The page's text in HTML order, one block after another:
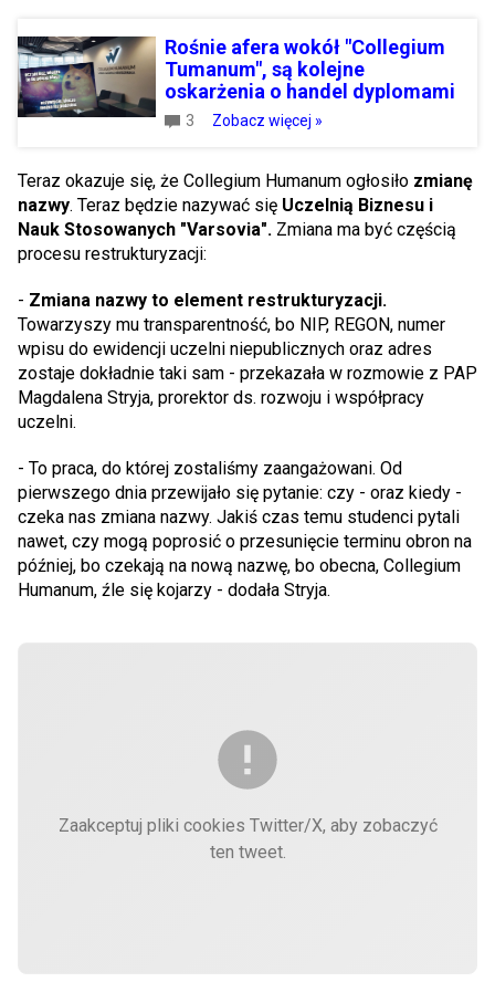
Rośnie afera wokół "Collegium
Tumanum", są kolejne
oskarżenia o handel dyplomami
3 Zobacz więcej »
Teraz okazuje się, że Collegium Humanum ogłosiło zmianę
nazwy. Teraz będzie nazywać się Uczelnią Biznesu i
Nauk Stosowanych "Varsovia". Zmiana ma być częścią
procesu restrukturyzacji:
- Zmiana nazwy to element restrukturyzacji.
Towarzyszy mu transparentność, bo NIP, REGON, numer
wpisu do ewidencji uczelni niepublicznych oraz adres
zostaje dokładnie taki sam - przekazała w rozmowie z PAP
Magdalena Stryja, prorektor ds. rozwoju i współpracy
uczelni.
- To praca, do której zostaliśmy zaangażowani. Od
pierwszego dnia przewijało się pytanie: czy - oraz kiedy -
czeka nas zmiana nazwy. Jakiś czas temu studenci pytali
nawet, czy mogą poprosić o przesunięcie terminu obron na
później, bo czekają na nową nazwę, bo obecna, Collegium
Humanum, źle się kojarzy - dodała Stryja.
Zaakceptuj pliki cookies Twitter/X, aby zobaczyć
ten tweet.